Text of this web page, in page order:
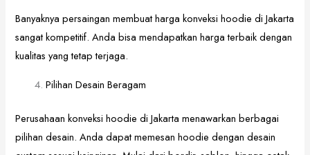
Banyaknya persaingan membuat harga konveksi hoodie di Jakarta
sangat kompetitif. Anda bisa mendapatkan harga terbaik dengan
kualitas yang tetap terjaga.
Pilihan Desain Beragam
Perusahaan konveksi hoodie di Jakarta menawarkan berbagai
pilihan desain. Anda dapat memesan hoodie dengan desain